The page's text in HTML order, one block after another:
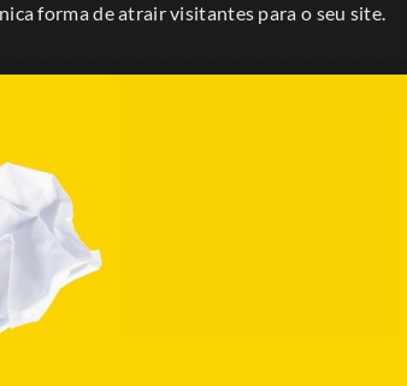
forma de atrair visitantes para o seu site.